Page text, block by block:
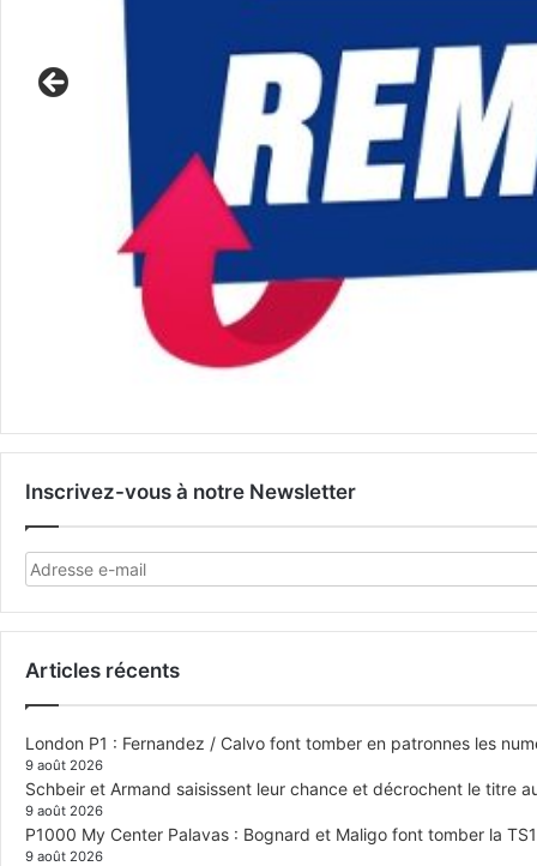
Inscrivez-vous à notre Newsletter
Articles récents
London P1 : Fernandez / Calvo font tomber en patronnes les
9 août 2026
Schbeir et Armand saisissent leur chance et décrochent le titre
9 août 2026
P1000 My Center Palavas : Bognard et Maligo font tomber la
9 août 2026